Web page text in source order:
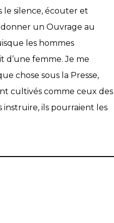
le silence, écouter et
donner un Ouvrage au
les hommes
femme. Je me
chose sous la Presse,
cultivés comme ceux des
instruire, ils pourraient les